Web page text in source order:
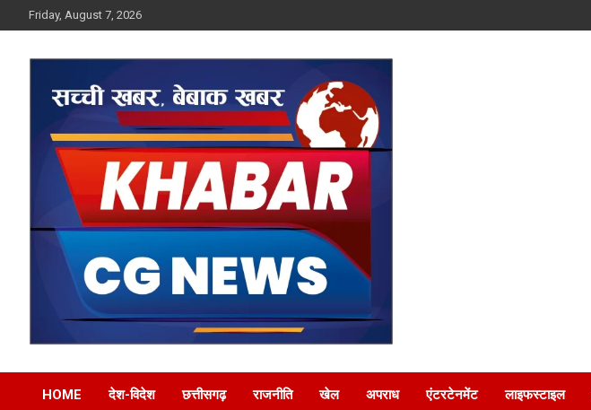
to
Friday, August 7, 2026
Khabar CG News
HOME देश-विदेश छत्तीसगढ़ राजनीति खेल अपराध एंटरटेनमेंट लाइफस्टाइल